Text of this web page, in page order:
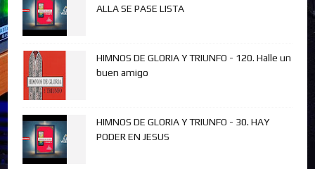
ALLA SE PASE LISTA
HIMNOS DE GLORIA Y TRIUNFO - 120. Halle un
buen amigo
HIMNOS DE GLORIA Y TRIUNFO - 30. HAY
PODER EN JESUS